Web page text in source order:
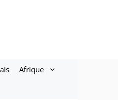
Afrique